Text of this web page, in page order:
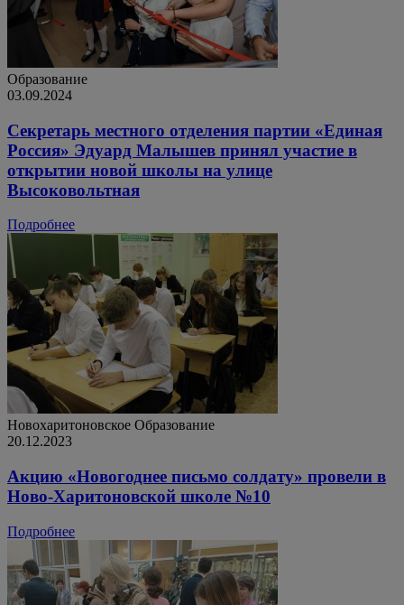
Образование
03.09.2024
Секретарь местного отделения партии «Единая
Россия» Эдуард Малышев принял участие в
открытии новой школы на улице
Высоковольтная
Подробнее
Новохаритоновское Образование
20.12.2023
Акцию «Новогоднее письмо солдату» провели в
Ново-Харитоновской школе №10
Подробнее